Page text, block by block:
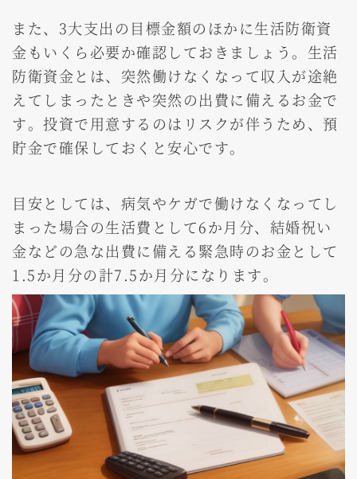
また、3大支出の目標金額のほかに生活防衛資
金もいくら必要か確認しておきましょう。生活
防衛資金とは、突然働けなくなって収入が途絶
えてしまったときや突然の出費に備えるお金で
す。投資で用意するのはリスクが伴うため、預
貯金で確保しておくと安心です。
目安としては、病気やケガで働けなくなってし
まった場合の生活費として6か月分、結婚祝い
金などの急な出費に備える緊急時のお金として
1.5か月分の計7.5か月分になります。